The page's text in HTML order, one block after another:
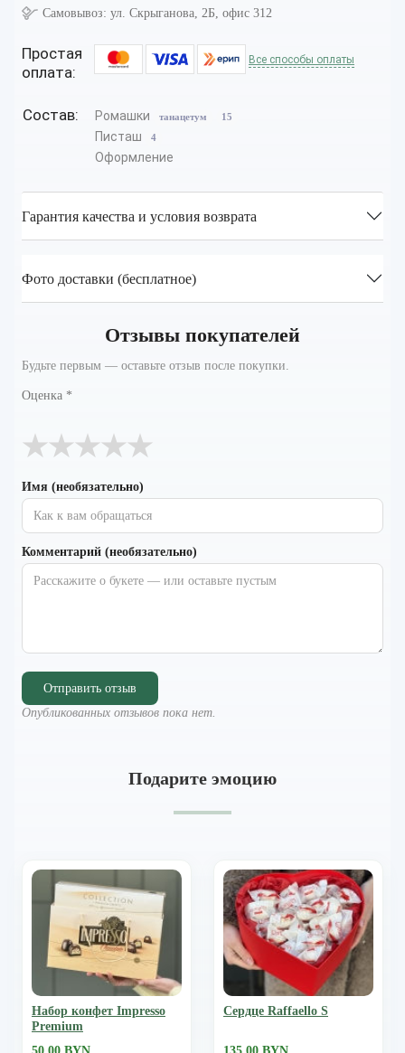
Самовывоз: ул. Скрыганова, 2Б, офис 312
Простая
оплата:
Все способы оплаты
Состав: Ромашки танацетум 15
Писташ 4
Оформление
Гарантия качества и условия возврата
Фото доставки (бесплатное)
Отзывы покупателей
Будьте первым — оставьте отзыв после покупки.
Оценка *
★
★
★
★
★
Имя (необязательно)
Комментарий (необязательно)
Отправить отзыв
Опубликованных отзывов пока нет.
Подарите эмоцию
Набор конфет Impresso
Premium
Сердце Raffaello S